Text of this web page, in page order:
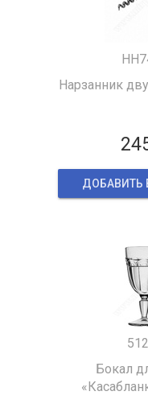
Нарзанник
ДОБАВИТЬ
Бокал